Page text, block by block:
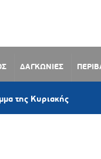
ΔΑΓΚΩΝΙΕΣ
54 λεπτά